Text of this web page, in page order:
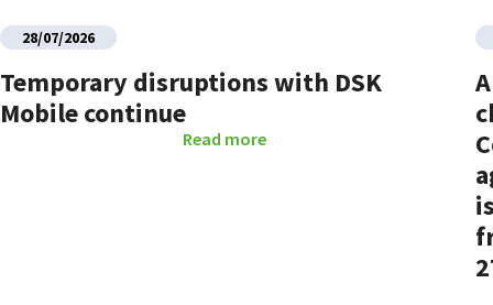
28/07/2026
Temporary disruptions with DSK
Mobile continue
Read more